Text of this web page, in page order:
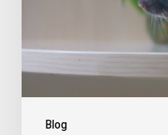
Blog
su
llegada
a
viviendas